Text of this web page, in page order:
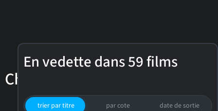
Don
Cheadle
En vedette dans 59 films
trier par titre par cote date de sortie